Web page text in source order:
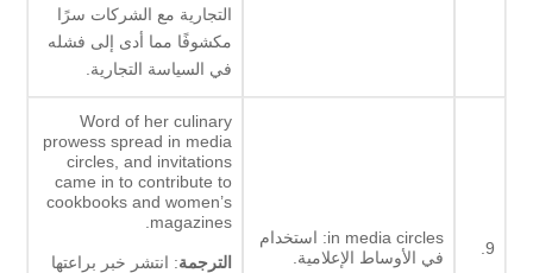
التجارية مع الشركات سرًا
مكشوفًا مما أدى إلى فشله
في السياسة التجارية.
9.
in media circles: استخدام
في الأوساط الإعلامية.
Word of her culinary
prowess spread in media
circles, and invitations
came in to contribute to
cookbooks and women’s
magazines.
الترجمة: انتشر خبر براعتها